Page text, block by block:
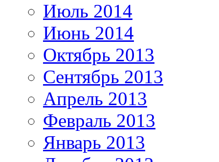
Июль 2014
Июнь 2014
Октябрь 2013
Сентябрь 2013
Апрель 2013
Февраль 2013
Январь 2013